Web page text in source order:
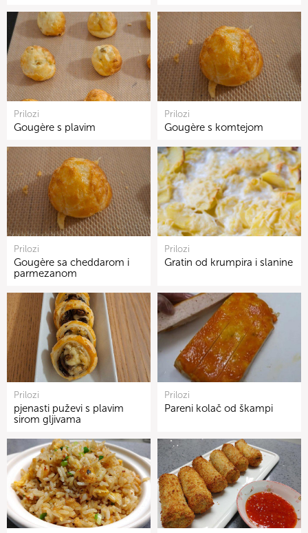
Prilozi
Gougère s plavim
Prilozi
Gougère s komtejom
Prilozi
Gougère sa cheddarom i
parmezanom
Prilozi
Gratin od krumpira i slanine
Prilozi
pjenasti puževi s plavim
sirom gljivama
Prilozi
Pareni kolač od škampi